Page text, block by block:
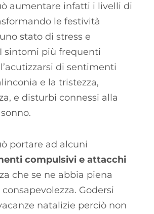
aumentare infatti i livelli di
le festività
stato di stress e
sintomi più frequenti
di sentimenti
e la tristezza,
e disturbi connessi alla
portare ad alcuni
compulsivi e attacchi
che se ne abbia piena
Godersi
natalizie perciò non